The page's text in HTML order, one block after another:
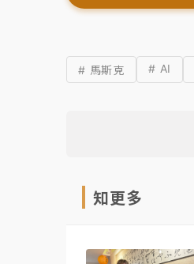
# 馬斯克 # AI
知更多